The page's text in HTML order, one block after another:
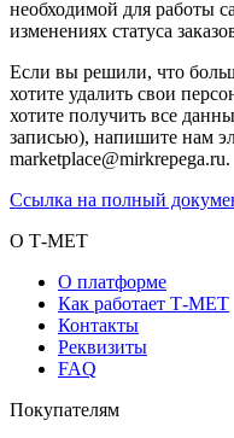
необходимой для работы
изменениях статуса
Если вы решили, что
хотите удалить свои
хотите получить все
записью), напишите нам
marketplace@mirkrepega.ru.
Ссылка на полный
О Т-МЕТ
О платформе
Как работает Т-МЕТ
Контакты
Реквизиты
FAQ
Покупателям